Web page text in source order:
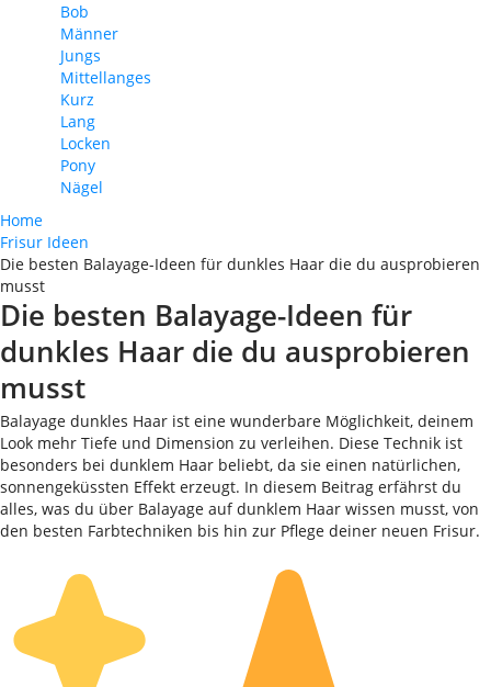
Bob
Männer
Jungs
Mittellanges
Kurz
Lang
Locken
Pony
Nägel
Home
Frisur Ideen
Die besten Balayage-Ideen für dunkles Haar die du ausprobieren
musst
Die besten Balayage-Ideen für
dunkles Haar die du ausprobieren
musst
Balayage dunkles Haar ist eine wunderbare Möglichkeit, deinem
Look mehr Tiefe und Dimension zu verleihen. Diese Technik ist
besonders bei dunklem Haar beliebt, da sie einen natürlichen,
sonnengeküssten Effekt erzeugt. In diesem Beitrag erfährst du
alles, was du über Balayage auf dunklem Haar wissen musst, von
den besten Farbtechniken bis hin zur Pflege deiner neuen Frisur.